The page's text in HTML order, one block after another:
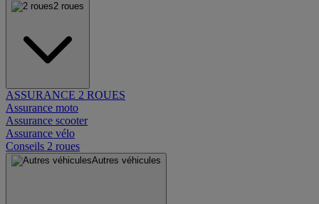
2 roues
ASSURANCE 2 ROUES
Assurance moto
Assurance scooter
Assurance vélo
Conseils 2 roues
Autres véhicules